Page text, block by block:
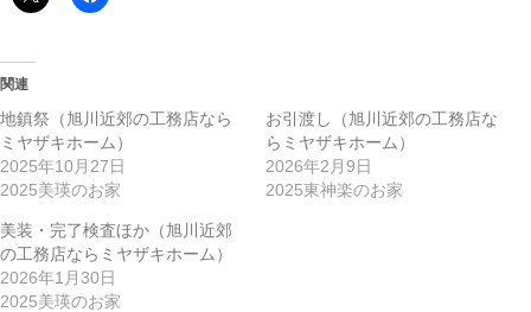
関連
地鎮祭（旭川近郊の工務店なら
ミヤザキホーム）
2025年10月27日
2025美瑛のお家
お引渡し（旭川近郊の工務店な
らミヤザキホーム）
2026年2月9日
2025東神楽のお家
美装・完了検査ほか（旭川近郊
の工務店ならミヤザキホーム）
2026年1月30日
2025美瑛のお家